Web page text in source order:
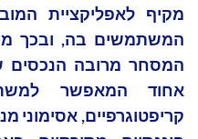
המשתמשים בה, ובכך
המסחר מרובה
אחוד המאפשר
קריפטוגרפיים, אסימוני